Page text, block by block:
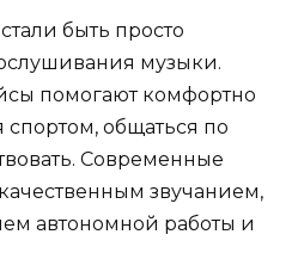
быть просто
музыки.
помогают комфортно
спортом, общаться по
Современные
звучанием,
автономной работы и